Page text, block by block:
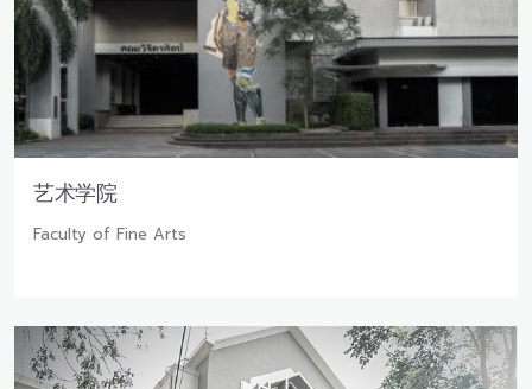
艺术学院
Faculty of Fine Arts